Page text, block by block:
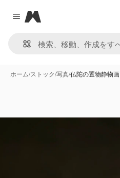
Close menu
Magnific
ホーム/ストック/写真/仏陀の置物静物画